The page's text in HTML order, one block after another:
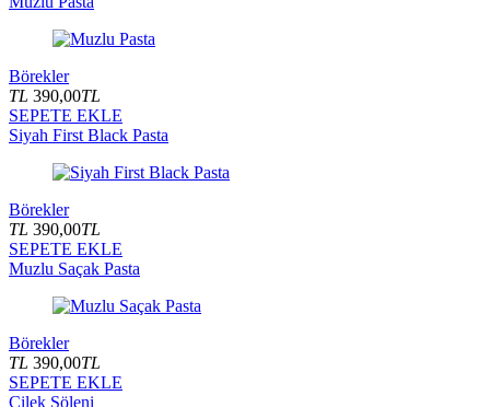
Börekler
TL 390,00TL
SEPETE EKLE
Siyah First Black Pasta
Börekler
TL 390,00TL
SEPETE EKLE
Muzlu Saçak Pasta
Börekler
TL 390,00TL
SEPETE EKLE
Çilek Şöleni